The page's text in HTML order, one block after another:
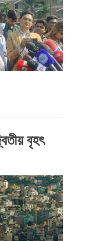
বৃহৎ